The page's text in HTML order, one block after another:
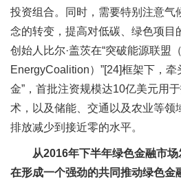
投资组合。同时，需要特别注意气
念的转变，提高对低碳、绿色项目
创始人比尔·盖茨在“突破能源联盟
EnergyCoalition）”[24]框架下，牵
金”，首批注资规模达10亿美元用
术，以及储能、交通以及农业等领
排放减少到接近零的水平。
从2016年下半年绿色金融市
在形成一个强劲的共同推动绿色金